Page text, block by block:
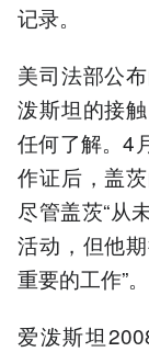
记录。
美司法部公
泼斯坦的接
任何了解。4
作证后，盖
尽管盖茨“从
活动，但他
重要的工作”。
爱泼斯坦